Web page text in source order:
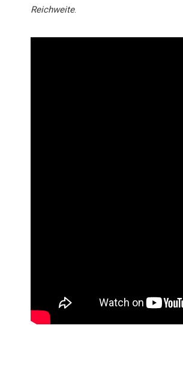
Reichweite.